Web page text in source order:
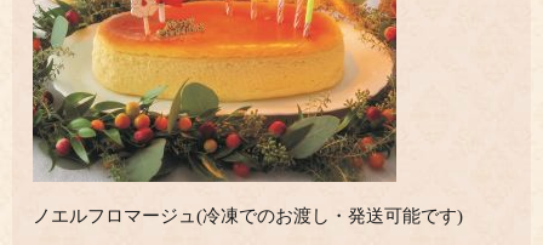
ノエルフロマージュ(冷凍でのお渡し・発送可能です)